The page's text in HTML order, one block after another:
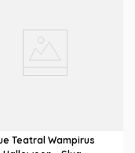
Teatral Wampirus